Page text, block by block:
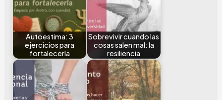
Autoestima: 3
ejercicios para
fortalecerla
Sobrevivir cuando las
cosas salen mal: la
resiliencia